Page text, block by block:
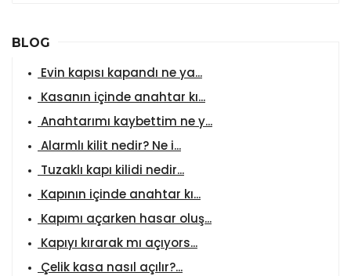
BLOG
Evin kapısı kapandı ne ya...
Kasanın içinde anahtar kı...
Anahtarımı kaybettim ne y...
Alarmlı kilit nedir? Ne i...
Tuzaklı kapı kilidi nedir...
Kapının içinde anahtar kı...
Kapımı açarken hasar oluş...
Kapıyı kırarak mı açıyors...
Çelik kasa nasıl açılır?...